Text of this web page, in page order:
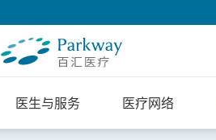
医生与服务 医疗网络